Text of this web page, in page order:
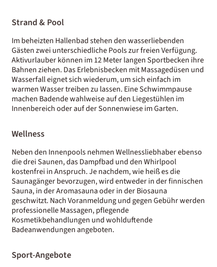
Strand & Pool
Im beheizten Hallenbad stehen den wasserliebenden
Gästen zwei unterschiedliche Pools zur freien Verfügung.
Aktivurlauber können im 12 Meter langen Sportbecken ihre
Bahnen ziehen. Das Erlebnisbecken mit Massagedüsen und
Wasserfall eignet sich wiederum, um sich einfach im
warmen Wasser treiben zu lassen. Eine Schwimmpause
machen Badende wahlweise auf den Liegestühlen im
Innenbereich oder auf der Sonnenwiese im Garten.
Wellness
Neben den Innenpools nehmen Wellnessliebhaber ebenso
die drei Saunen, das Dampfbad und den Whirlpool
kostenfrei in Anspruch. Je nachdem, wie heiß es die
Saunagänger bevorzugen, wird entweder in der finnischen
Sauna, in der Aromasauna oder in der Biosauna
geschwitzt. Nach Voranmeldung und gegen Gebühr werden
professionelle Massagen, pflegende
Kosmetikbehandlungen und wohlduftende
Badeanwendungen angeboten.
Sport-Angebote